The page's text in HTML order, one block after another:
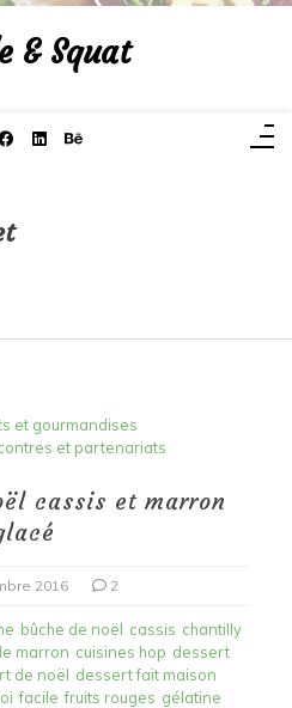
& Squat
et gourmandises
et partenariats
cassis et marron
2016 2
bûche de noël cassis chantilly
marron cuisines hop dessert
de noël dessert fait maison
facile fruits rouges gélatine